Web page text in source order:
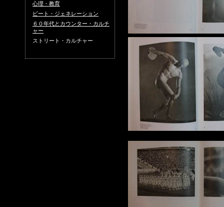
心理・教育
ビート・ジェネレーション
６０年代とカウンター・カルチ
ャー
ストリート・カルチャー